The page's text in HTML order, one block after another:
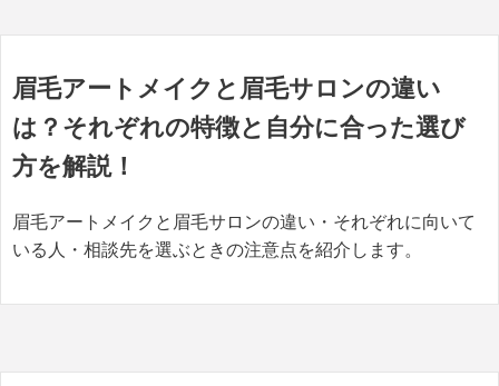
眉毛アートメイクと眉毛サロンの違い
は？それぞれの特徴と自分に合った選び
方を解説！
眉毛アートメイクと眉毛サロンの違い・それぞれに向いて
いる人・相談先を選ぶときの注意点を紹介します。